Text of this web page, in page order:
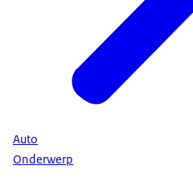
Auto
Onderwerp